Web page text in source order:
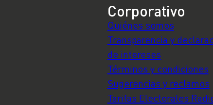
Corporativo
Quiénes somos
Transparencia y
de intereses
Términos y condiciones
Sugerencias y reclamos
Tarifas Electorales